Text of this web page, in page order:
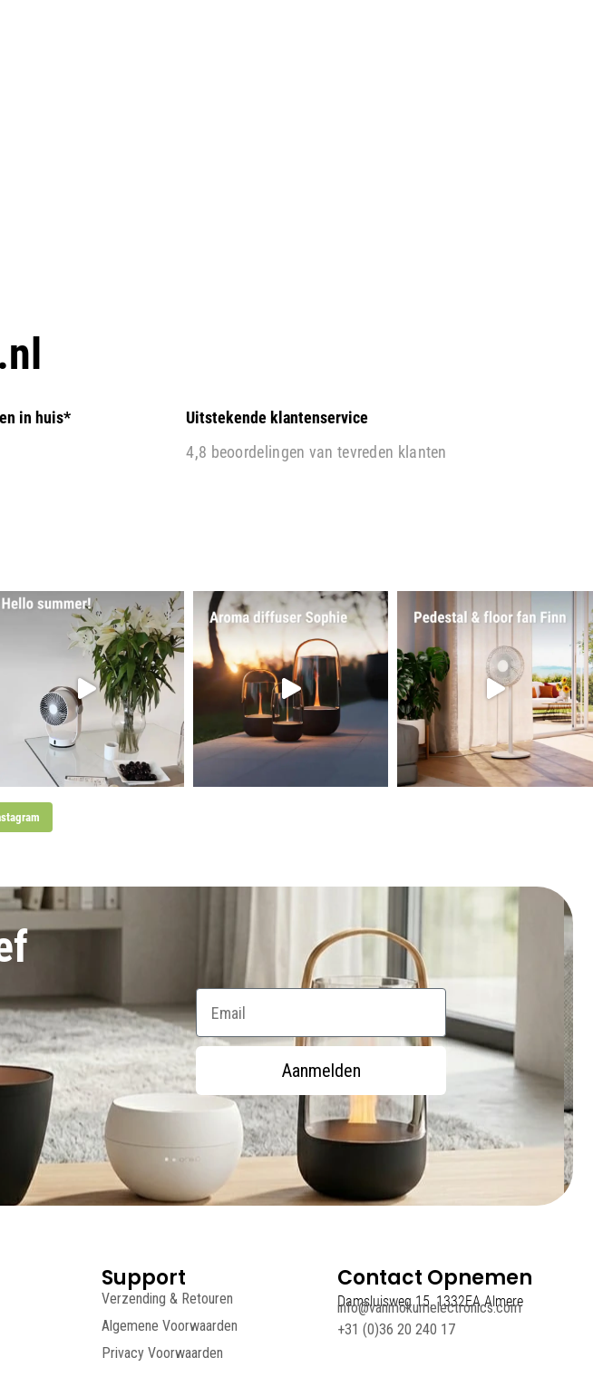
in huis*
Uitstekende klantenservice
4,8 beoordelingen van tevreden klanten
Email
Aanmelden
Support
Verzending & Retouren
Algemene Voorwaarden
Privacy Voorwaarden
Contact Opnemen
Damsluisweg 15, 1332EA Almere
info@vanmokumelectronics.com
+31 (0)36 20 240 17